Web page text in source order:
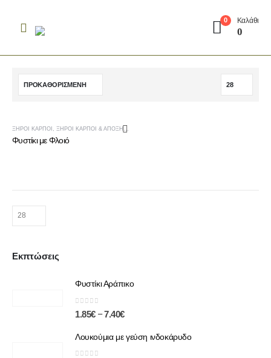
0 Καλάθι
0
ΞΗΡΟΊ ΚΑΡΠΟΊ , ΞΗΡΟΊ ΚΑΡΠΟΊ & ΑΠΟΞΗΡΑΜΈΝΑ ΦΡΟΎΤΑ
Φυστίκι με Φλοιό
Εκπτώσεις
Φυστίκι Αράπικο
0 out of 5
1.85€ – 7.40€
Λουκούμια με γεύση ινδοκάρυδο